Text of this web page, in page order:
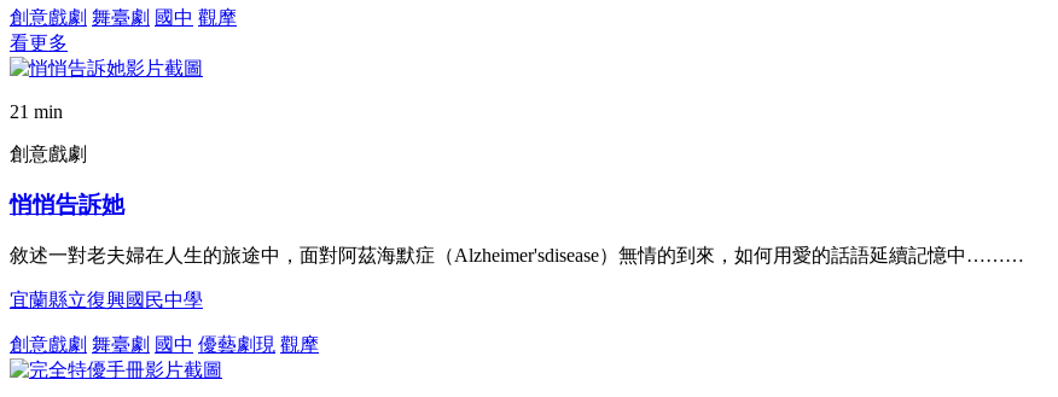
創意戲劇 舞臺劇 國中 觀摩
看更多
21 min
創意戲劇
悄悄告訴她
敘述一對老夫婦在人生的旅途中，面對阿茲海默症（Alzheimer'sdisease）無情的到來，如何用愛的話語延續記憶中………
宜蘭縣立復興國民中學
創意戲劇 舞臺劇 國中 優藝劇現 觀摩